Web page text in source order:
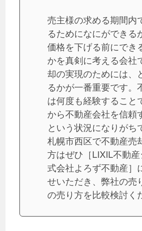
売主様の求める期間内
るためになにができる
価格を下げる前にでき
かを真剣に考える会社
却の実現のためには、
るかが一番重要です。
は何度も経験すること
から不動産会社を信頼
という状況になりがち
札幌市西区で不動産売
方はぜひ［LIXIL不動
式会社よろず不動産］
せいただき、弊社の売
の売り方を比較検討く